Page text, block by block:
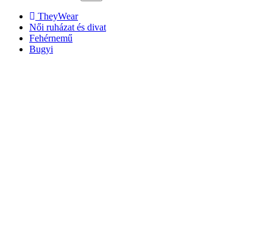
TheyWear
Női ruházat és divat
Fehérnemű
Bugyi